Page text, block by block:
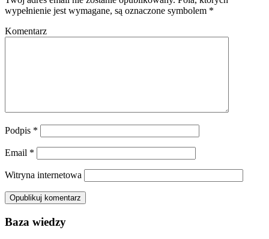
wypełnienie jest wymagane, są oznaczone symbolem *
Komentarz
Podpis *
Email *
Witryna internetowa
Baza wiedzy